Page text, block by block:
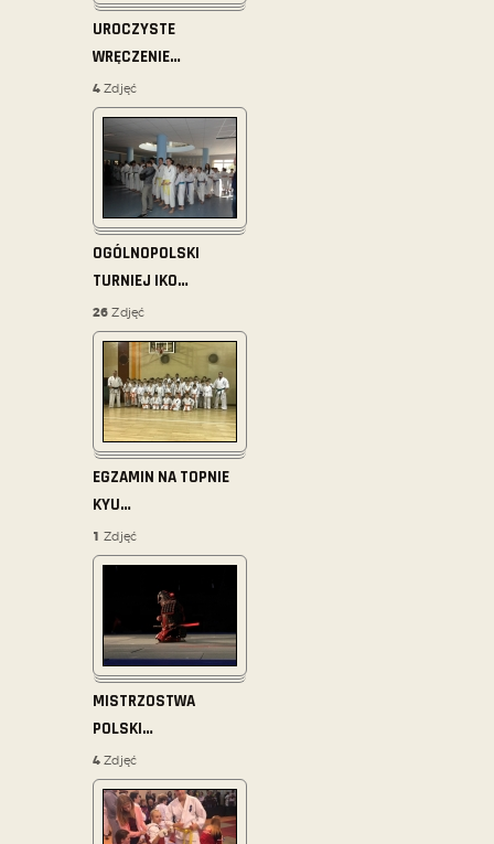
UROCZYSTE
WRĘCZENIE…
4 Zdjęć
OGÓLNOPOLSKI
TURNIEJ IKO…
26 Zdjęć
EGZAMIN NA TOPNIE
KYU…
1 Zdjęć
MISTRZOSTWA
POLSKI…
4 Zdjęć